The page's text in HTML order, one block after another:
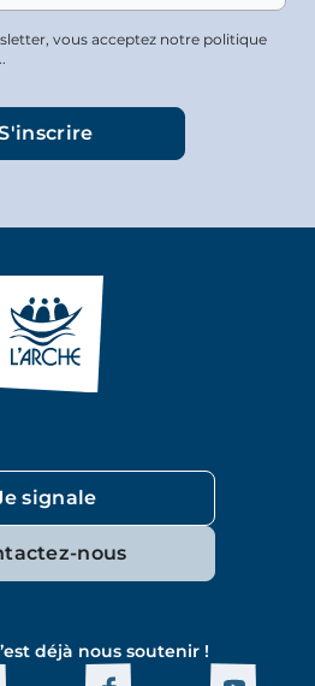
vous acceptez notre politique
signale
nous
déjà nous soutenir !